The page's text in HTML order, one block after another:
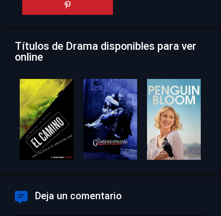
Títulos de Drama disponibles para ver
online
Deja un comentario